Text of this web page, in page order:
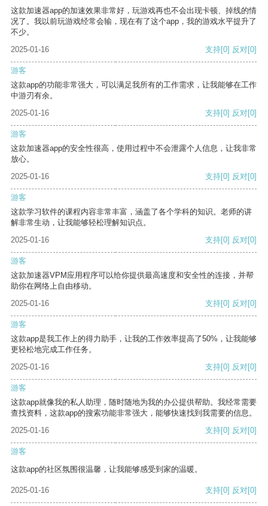
这款加速器app的加速效果非常好，玩游戏再也不会出现卡顿、掉线的情
况了。我以前玩游戏经常会输，现在有了这个app，我的游戏水平提升了
不少。
2025-01-16
支持[0] 反对[0]
游客
这款app的功能非常强大，可以满足我所有的工作需求，让我能够在工作
中游刃有余。
2025-01-16
支持[0] 反对[0]
游客
这款加速器app的安全性很高，使用过程中不会泄露个人信息，让我非常
放心。
2025-01-16
支持[0] 反对[0]
游客
这款学习软件的课程内容非常丰富，涵盖了各个学科的知识。老师的讲
解非常生动，让我能够轻松理解知识点。
2025-01-16
支持[0] 反对[0]
游客
这款加速器VPM应用程序可以给你提供最高速度和安全性的连接，并帮
助你在网络上自由移动。
2025-01-16
支持[0] 反对[0]
游客
这款app是我工作上的得力助手，让我的工作效率提高了50%，让我能够
更轻松地完成工作任务。
2025-01-16
支持[0] 反对[0]
游客
这款app就像我的私人助理，随时随地为我的办公提供帮助。我经常需要
查找资料，这款app的搜索功能非常强大，能够快速找到我需要的信息。
2025-01-16
支持[0] 反对[0]
游客
这款app的社区氛围很温馨，让我能够感受到家的温暖。
2025-01-16 支持[0] 反对[0]